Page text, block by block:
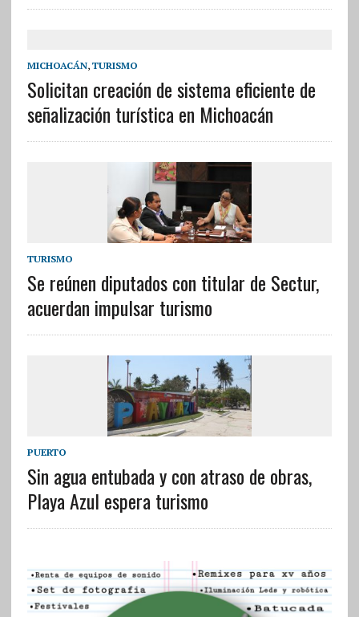
MICHOACÁN, TURISMO
Solicitan creación de sistema eficiente de
señalización turística en Michoacán
TURISMO
Se reúnen diputados con titular de Sectur,
acuerdan impulsar turismo
PUERTO
Sin agua entubada y con atraso de obras,
Playa Azul espera turismo